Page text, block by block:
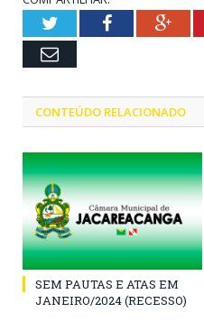
TwitterFacebook
Email
CONTEÚDO RELACIONADO
SEM PAUTAS E ATAS EM
JANEIRO/2024 (RECESSO)